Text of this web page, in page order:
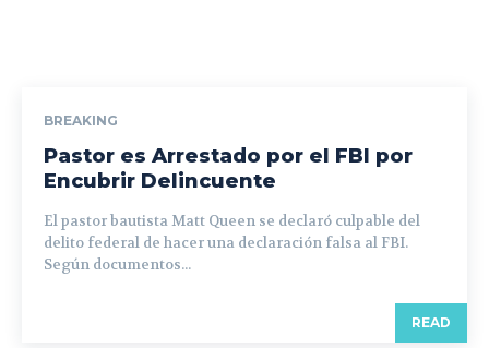
BREAKING
Pastor es Arrestado por el FBI por
Encubrir Delincuente
El pastor bautista Matt Queen se declaró culpable del
delito federal de hacer una declaración falsa al FBI.
Según documentos...
READ